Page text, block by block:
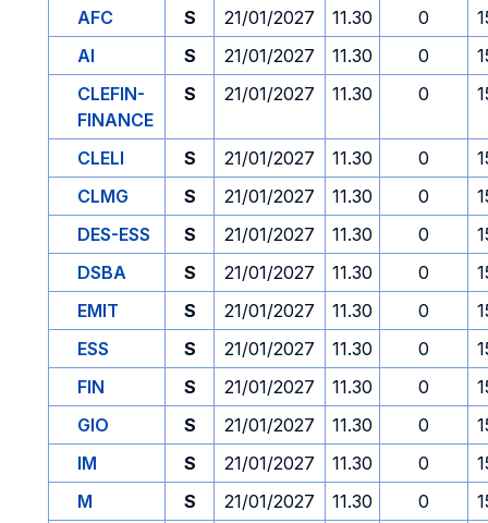
AFC
S 21/01/2027 11.30 0
AI
S 21/01/2027 11.30 0
CLEFIN-
FINANCE
S 21/01/2027 11.30 0
CLELI S 21/01/2027 11.30 0
CLMG
S 21/01/2027 11.30 0
DES-ESS
S 21/01/2027 11.30 0
DSBA
S 21/01/2027 11.30 0
EMIT
S 21/01/2027 11.30 0
ESS
S 21/01/2027 11.30 0
FIN
S 21/01/2027 11.30 0
GIO
S 21/01/2027 11.30 0
IM
S 21/01/2027 11.30 0
M
S 21/01/2027 11.30 0